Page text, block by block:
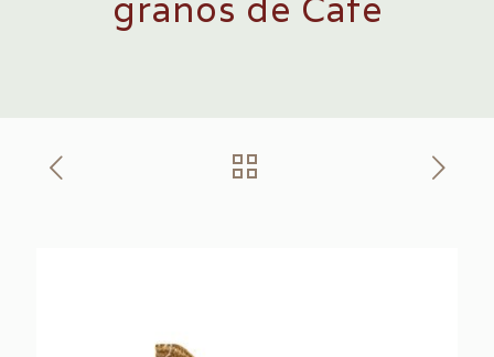
granos de Cafe